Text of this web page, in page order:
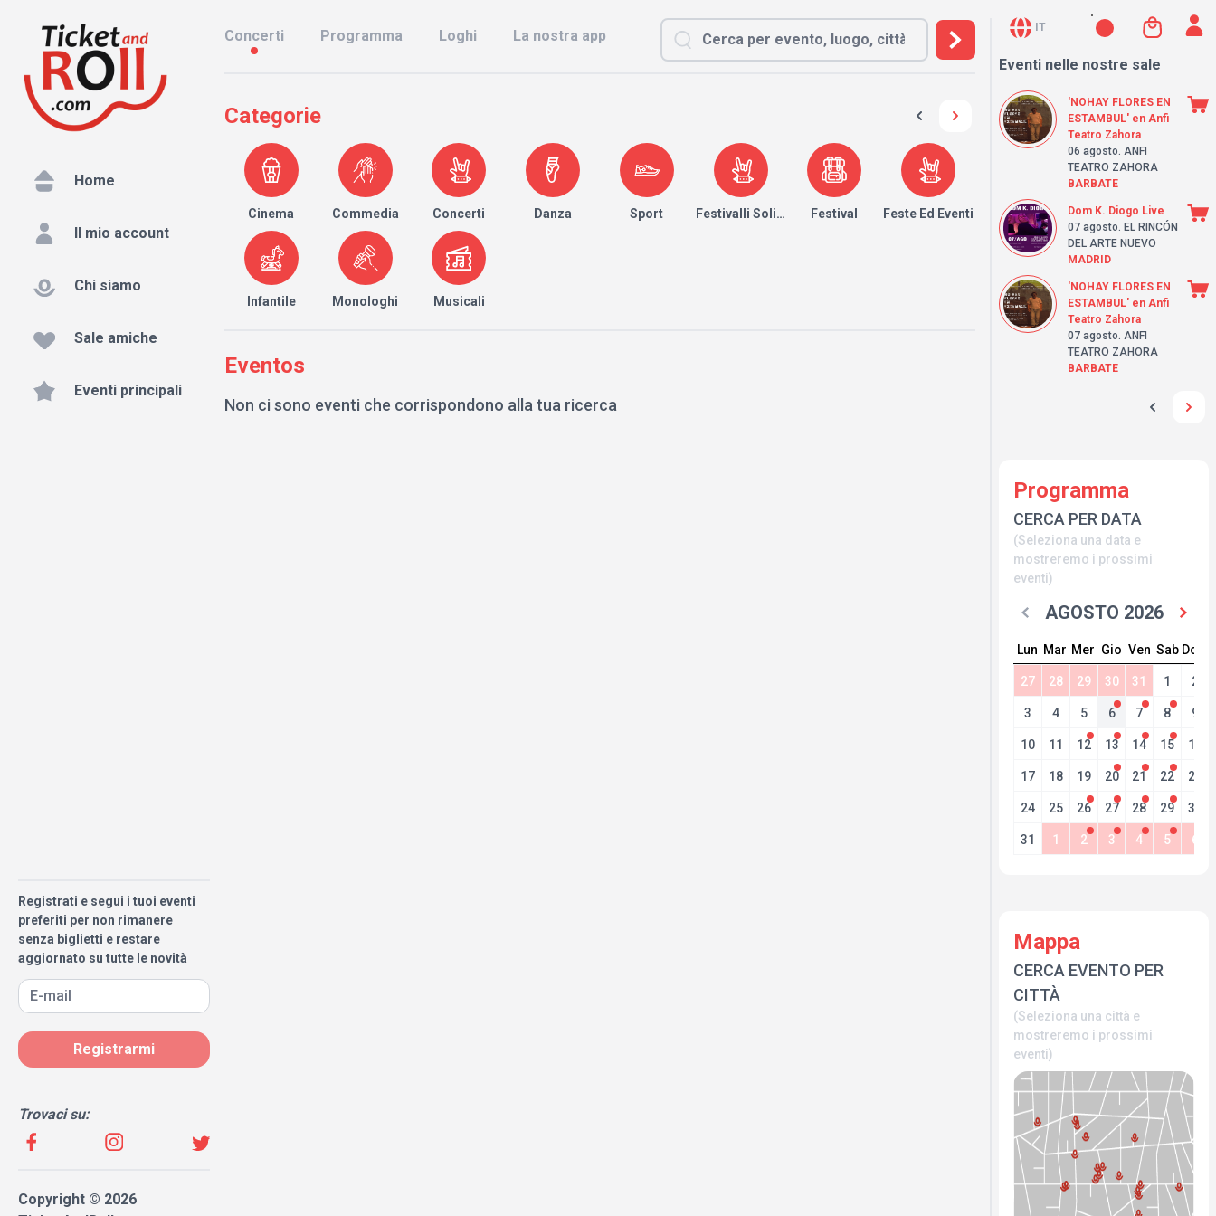
Home
Il mio account
Chi siamo
Sale amiche
Eventi principali
Registrati e segui i tuoi eventi
preferiti per non rimanere
senza biglietti e restare
aggiornato su tutte le novità
Registrarmi
Trovaci su:
Copyright © 2026
Concerti Programma Loghi La nostra app
Categorie
Cinema Commedia Concerti Danza Sport Festivalli Solidari Festival Feste Ed Eventi
Infantile Monologhi Musicali
Eventos
Non ci sono eventi che corrispondono alla tua ricerca
IT
Eventi nelle nostre sale
'NOHAY FLORES EN
ESTAMBUL' en Anfi
Teatro Zahora
06 agosto. ANFI
TEATRO ZAHORA
BARBATE
Dom K. Diogo Live
07 agosto. EL RINCÓN
DEL ARTE NUEVO
MADRID
'NOHAY FLORES EN
ESTAMBUL' en Anfi
Teatro Zahora
07 agosto. ANFI
TEATRO ZAHORA
BARBATE
Programma
CERCA PER DATA
(Seleziona una data e
mostreremo i prossimi
eventi)
AGOSTO 2026
Lun Mar Mer Gio Ven Sab Dom
27 28 29 30 31 1 2
3 4 5 6 7 8 9
10 11 12 13 14 15 16
17 18 19 20 21 22 23
24 25 26 27 28 29 30
31 1 2 3 4 5 6
Mappa
CERCA EVENTO PER
CITTÀ
(Seleziona una città e
mostreremo i prossimi
eventi)